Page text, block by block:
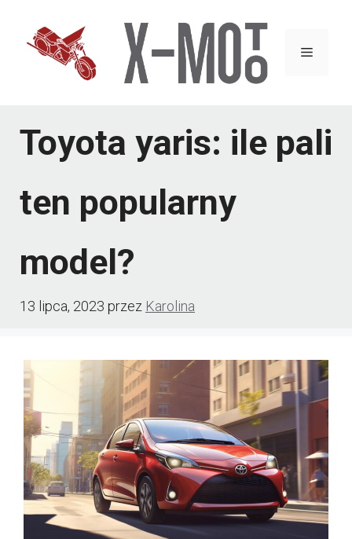
Menu
Toyota yaris: ile pali
ten popularny
model?
13 lipca, 2023 przez Karolina